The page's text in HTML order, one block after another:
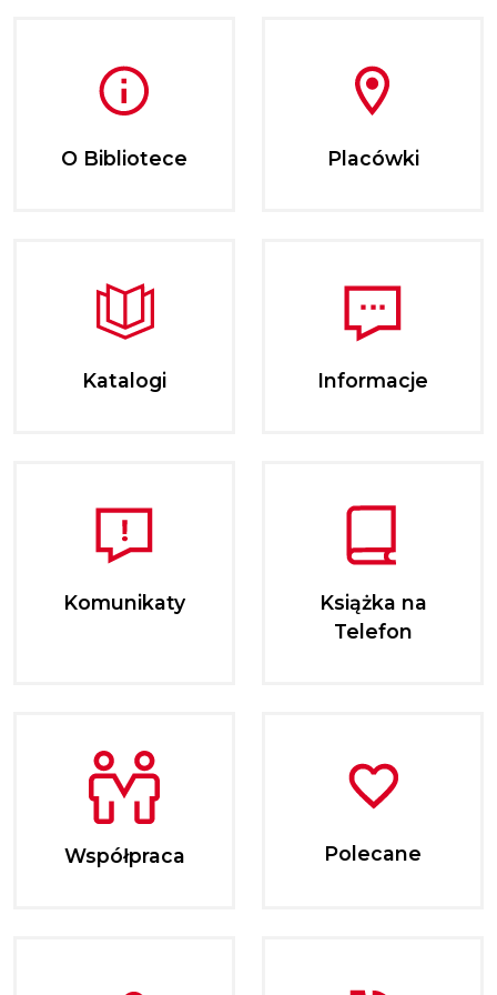
O Bibliotece Placówki
Katalogi Informacje
Komunikaty
Książka na
Telefon
Współpraca Polecane